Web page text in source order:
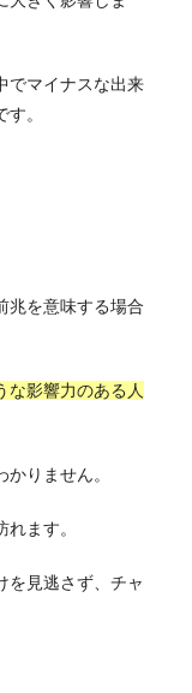
でマイナスな出来
。
兆を意味する場合
な影響力のある人
りません。
ます。
を見逃さず、チャ